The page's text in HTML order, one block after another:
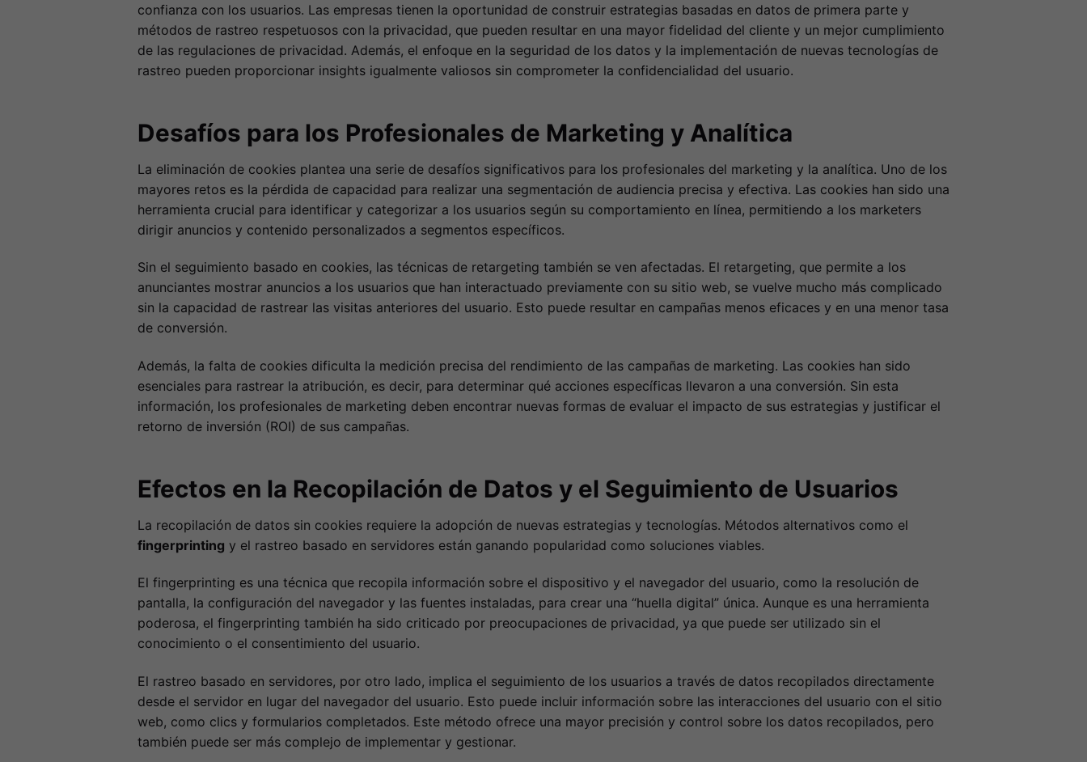
confianza con los usuarios. Las empresas tienen la oportunidad de construir estrategias basadas en datos de primera parte y
métodos de rastreo respetuosos con la privacidad, que pueden resultar en una mayor fidelidad del cliente y un mejor cumplimiento
de las regulaciones de privacidad. Además, el enfoque en la seguridad de los datos y la implementación de nuevas tecnologías de
rastreo pueden proporcionar insights igualmente valiosos sin comprometer la confidencialidad del usuario.
Desafíos para los Profesionales de Marketing y Analítica
La eliminación de cookies plantea una serie de desafíos significativos para los profesionales del marketing y la analítica. Uno de los
mayores retos es la pérdida de capacidad para realizar una segmentación de audiencia precisa y efectiva. Las cookies han sido una
herramienta crucial para identificar y categorizar a los usuarios según su comportamiento en línea, permitiendo a los marketers
dirigir anuncios y contenido personalizados a segmentos específicos.
Sin el seguimiento basado en cookies, las técnicas de retargeting también se ven afectadas. El retargeting, que permite a los
anunciantes mostrar anuncios a los usuarios que han interactuado previamente con su sitio web, se vuelve mucho más complicado
sin la capacidad de rastrear las visitas anteriores del usuario. Esto puede resultar en campañas menos eficaces y en una menor tasa
de conversión.
Además, la falta de cookies dificulta la medición precisa del rendimiento de las campañas de marketing. Las cookies han sido
esenciales para rastrear la atribución, es decir, para determinar qué acciones específicas llevaron a una conversión. Sin esta
información, los profesionales de marketing deben encontrar nuevas formas de evaluar el impacto de sus estrategias y justificar el
retorno de inversión (ROI) de sus campañas.
Efectos en la Recopilación de Datos y el Seguimiento de Usuarios
La recopilación de datos sin cookies requiere la adopción de nuevas estrategias y tecnologías. Métodos alternativos como el
fingerprinting y el rastreo basado en servidores están ganando popularidad como soluciones viables.
El fingerprinting es una técnica que recopila información sobre el dispositivo y el navegador del usuario, como la resolución de
pantalla, la configuración del navegador y las fuentes instaladas, para crear una “huella digital” única. Aunque es una herramienta
poderosa, el fingerprinting también ha sido criticado por preocupaciones de privacidad, ya que puede ser utilizado sin el
conocimiento o el consentimiento del usuario.
El rastreo basado en servidores, por otro lado, implica el seguimiento de los usuarios a través de datos recopilados directamente
desde el servidor en lugar del navegador del usuario. Esto puede incluir información sobre las interacciones del usuario con el sitio
web, como clics y formularios completados. Este método ofrece una mayor precisión y control sobre los datos recopilados, pero
también puede ser más complejo de implementar y gestionar.